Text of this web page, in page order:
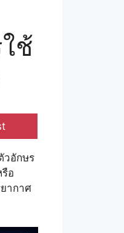
ช้
วอักษร
อ
ากาศ